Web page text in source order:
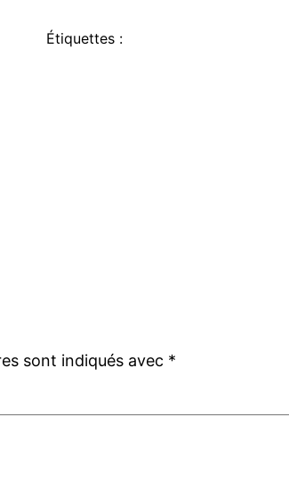
Étiquettes :
sont indiqués avec *